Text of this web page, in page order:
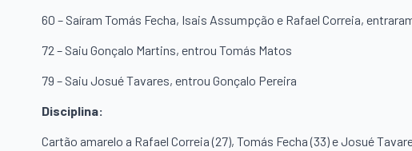
60 – Saíram Tomás Fecha, Isais Assumpção e Rafael Correia,
72 – Saiu Gonçalo Martins, entrou Tomás Matos
79 – Saiu Josué Tavares, entrou Gonçalo Pereira
Disciplina:
Cartão amarelo a Rafael Correia (27), Tomás Fecha (33) e Josué